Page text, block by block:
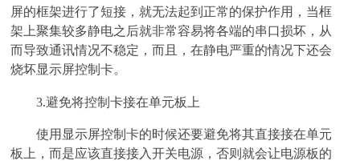
屏的框架进行了短接，就无法起到正常的保护作用，当框
架上聚集较多静电之后就非常容易将各端的串口损坏，从
而导致通讯情况不稳定，而且，在静电严重的情况下还会
烧坏显示屏控制卡。
3.避免将控制卡接在单元板上
使用显示屏控制卡的时候还要避免将其直接接在单元
板上，而是应该直接接入开关电源，否则就会让电源板的